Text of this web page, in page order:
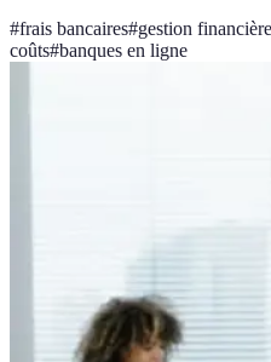
#frais bancaires#gestion financière
coûts#banques en ligne